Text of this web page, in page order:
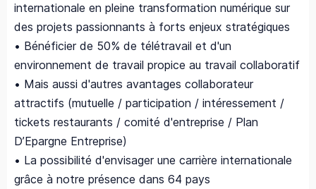
internationale en pleine transformation numérique sur
des projets passionnants à forts enjeux stratégiques
• Bénéficier de 50% de télétravail et d'un
environnement de travail propice au travail collaboratif
• Mais aussi d'autres avantages collaborateur
attractifs (mutuelle / participation / intéressement /
tickets restaurants / comité d'entreprise / Plan
D’Epargne Entreprise)
• La possibilité d'envisager une carrière internationale
grâce à notre présence dans 64 pays